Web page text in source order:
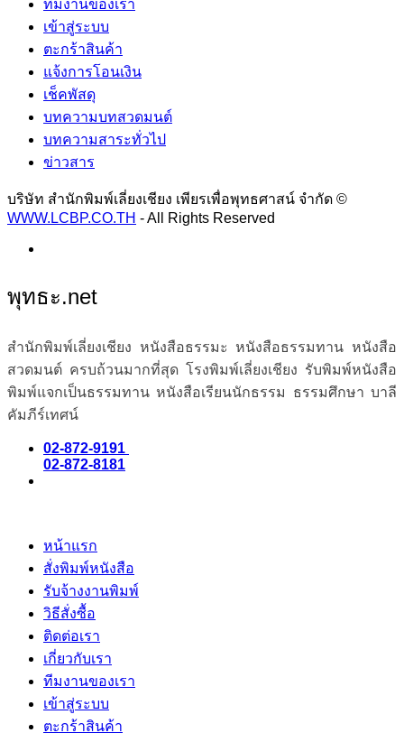
ทีมงานของเรา
เข้าสู่ระบบ
ตะกร้าสินค้า
แจ้งการโอนเงิน
เช็คพัสดุ
บทความบทสวดมนต์
บทความสาระทั่วไป
ข่าวสาร
บริษัท สำนักพิมพ์เลี่ยงเชียง เพียรเพื่อพุทธศาสน์ จำกัด ©
WWW.LCBP.CO.TH - All Rights Reserved
พุทธะ.net
สำนักพิมพ์เลี่ยงเชียง หนังสือธรรมะ หนังสือธรรมทาน หนังสือ
สวดมนต์ ครบถ้วนมากที่สุด โรงพิมพ์เลี่ยงเชียง รับพิมพ์หนังสือ
พิมพ์แจกเป็นธรรมทาน หนังสือเรียนนักธรรม ธรรมศึกษา บาลี
คัมภีร์เทศน์
02-872-9191
02-872-8181
หน้าแรก
สั่งพิมพ์หนังสือ
รับจ้างงานพิมพ์
วิธีสั่งซื้อ
ติดต่อเรา
เกี่ยวกับเรา
ทีมงานของเรา
เข้าสู่ระบบ
ตะกร้าสินค้า